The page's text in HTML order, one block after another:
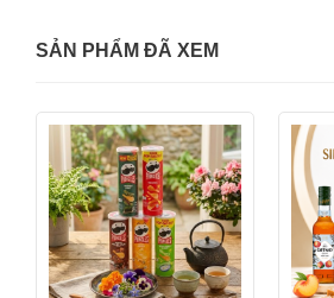
SẢN PHẨM ĐÃ XEM